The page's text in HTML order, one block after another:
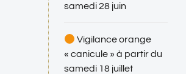
samedi 28 juin
Vigilance orange
« canicule » à partir du
samedi 18 juillet